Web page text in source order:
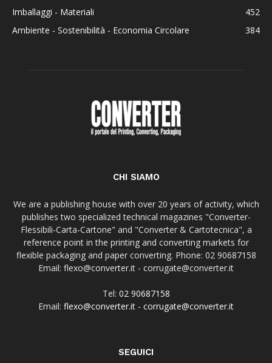
Imballaggi - Materiali
452
Ambiente - Sostenibilità - Economia Circolare
384
CHI SIAMO
We are a publishing house with over 20 years of activity, which
publishes two specialized technical magazines "Converter-
Flessibili-Carta-Cartone" and "Converter & Cartotecnica", a
reference point in the printing and converting markets for
flexible packaging and paper converting. Phone: 02 90687158
Email: flexo@converter.it - corrugate@converter.it
Tel: 02 90687158
Email: flexo@converter.it - corrugate@converter.it
SEGUICI